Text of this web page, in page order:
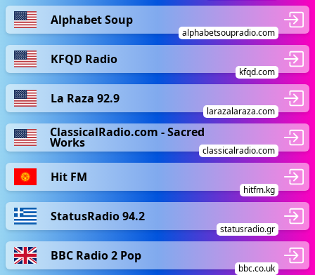
Alphabet Soup
alphabetsoupradio.com
KFQD Radio
kfqd.com
La Raza 92.9
larazalaraza.com
ClassicalRadio.com - Sacred
Works
classicalradio.com
Hit FM
hitfm.kg
StatusRadio 94.2
statusradio.gr
BBC Radio 2 Pop
bbc.co.uk